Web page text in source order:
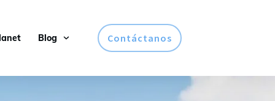
Blog Contáctanos